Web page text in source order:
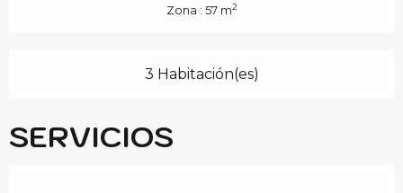
Zona : 57 m2
3 Habitación(es)
SERVICIOS